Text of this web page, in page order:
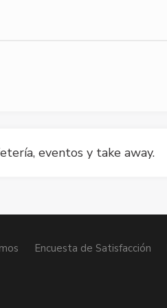
eventos y take away.
Encuesta de Satisfacción